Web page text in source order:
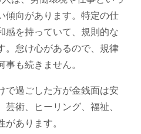
傾向があります。特定の仕
感を持っていて、規則的な
。怠け心があるので、規律
も続きません。
で過ごした方が金銭面は安
術、ヒーリング、福祉、
あります。